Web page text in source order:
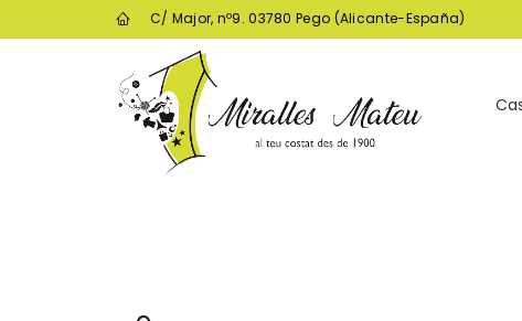
C/ Major, nº9. 03780 Pego (Alicante-España)